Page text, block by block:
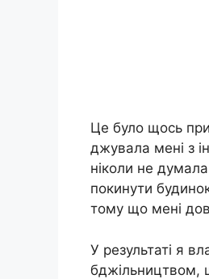
Це було щось
джувала мені з
ніколи не
покинути
тому що мені
У результаті я
бджільництвом,